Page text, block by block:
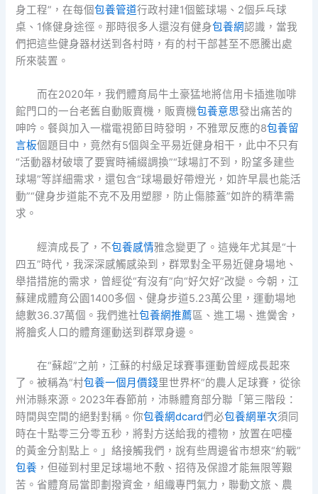
身工程”，在每個包養管道行政村建1個籃球場、2個乒乓球
桌、1條健身途徑。那時很多人還沒有健身包養網認識，當我
們把這些健身器材送到各村時，有的村干部甚至不愿騰出處
所來裝置。
而在2020年，我們體育局牛土豪猛地將信用卡插進咖啡
館門口的一台老舊自動販賣機，販賣機包養意思發出痛苦的
呻吟。餐與加入一檔電視節目時發明，不雅眾反應的8包養留
言板個題目中，竟然有5個與全平易近健身相干，此中不只有
“活動器材破壞了要實時補綴調換”“球場訂不到，盼望多建些
球場”等詳細需求，還包含“球場最好帶燈光，如許早晨也能活
動”“健身步道能不克不及用塑膠，防止傷膝蓋”如許的精準需
求。
經濟成長了，不包養感情雅念變更了。這幾年尤其是“十
四五”時代，我深深感觸感染到，群眾對全平易近健身場地、
舉措措施的需求，曾經從“有沒有”向“好欠好”改變。今朝，江
蘇建成體育公園1400多個、健身步道5.23萬公里，運動場地
總數36.37萬個。我們進社包養網推薦區、進工場、進黌舍，
將膾炙人口的體育運動送到群眾身邊。
在“蘇超”之前，江蘇的村級足球賽事運動曾經成長起來
了。被稱為“村包養一個月價錢里世界杯”的農人足球賽，從徐
州沛縣來源。2023年春節前，沛縣體育部分聯「第三階段：
時間與空間的絕對對稱。你包養網dcard們必包養網單次須同
時在十點零三分零五秒，將對方送給我的禮物，放置在吧檯
的黃金分割點上。」絡接觸我們，說有些周邊省市想來“約戰”
包養 ，但碰到村里足球場地不敷、招待及保證才能無限等艱
苦。省體育局當即劃撥資金，組織專門氣力，聯動文旅、農